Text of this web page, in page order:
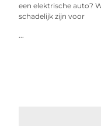
een elektrische auto?
schadelijk zijn voor
...